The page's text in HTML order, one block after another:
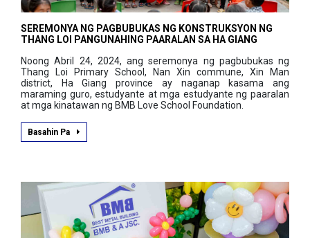
SEREMONYA NG PAGBUBUKAS NG KONSTRUKSYON NG
THANG LOI PANGUNAHING PAARALAN SA HA GIANG
Noong Abril 24, 2024, ang seremonya ng pagbubukas ng
Thang Loi Primary School, Nan Xin commune, Xin Man
district, Ha Giang province ay naganap kasama ang
maraming guro, estudyante at mga estudyante ng paaralan
at mga kinatawan ng BMB Love School Foundation.
Basahin Pa